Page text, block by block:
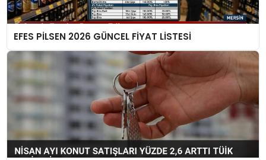
EFES PİLSEN 2026 GÜNCEL FİYAT LİSTESİ